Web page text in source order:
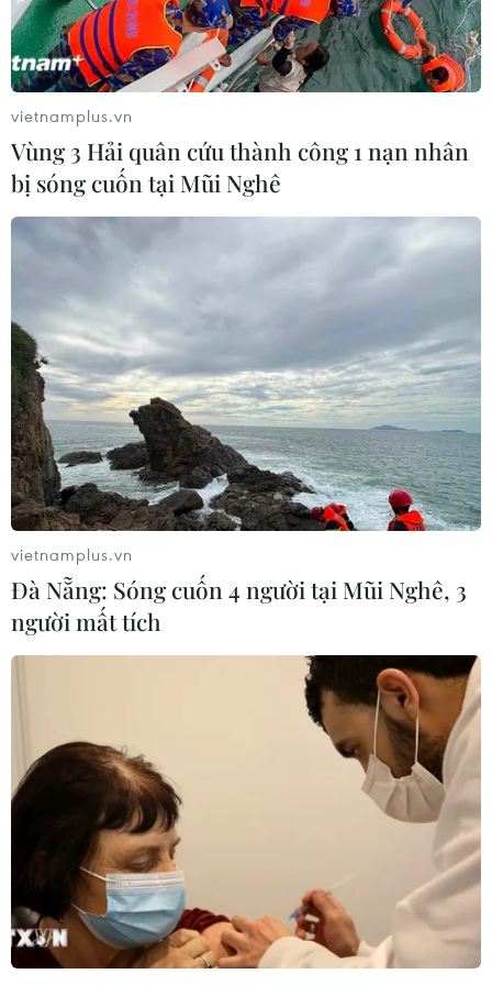
Năm đoàn kết hữu nghị Việt Nam-Lào,
11/01/2023 06:29
Thủ tướng Phạm Minh Chính khẳng định “Năm Đoàn
kết Hữu nghị Việt Nam-Lào, Lào-Việt Nam 2022” đã
thành công rực rỡ, tiếp thêm xung lực cho mối quan hệ
đặc biệt giữa hai nước.
Việt Nam-Lào nâng cao hiệu quả hợp tác
để đáp ứng những yêu cầu mới
17/02/2023 12:12
Tổng Bí thư Nguyễn Phú Trọng nhấn mạnh trong thời
vietnamplus.vn
Vùng 3 Hải quân cứu thành công 1 nạn nhân
bị sóng cuốn tại Mũi Nghê
vietnamplus.vn
Đà Nẵng: Sóng cuốn 4 người tại Mũi Nghê, 3
người mất tích